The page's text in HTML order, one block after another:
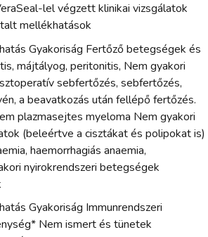
lel végzett klinikai vizsgálatok
mellékhatások
Gyakoriság Fertőző betegségek és
májtályog, peritonitis, Nem gyakori
sebfertőzés, sebfertőzés,
a beavatkozás után fellépő fertőzés.
plazmasejtes myeloma Nem gyakori
(beleértve a cisztákat és polipokat is)
haemorrhagiás anaemia,
nyirokrendszeri betegségek
Gyakoriság Immunrendszeri
Nem ismert és tünetek